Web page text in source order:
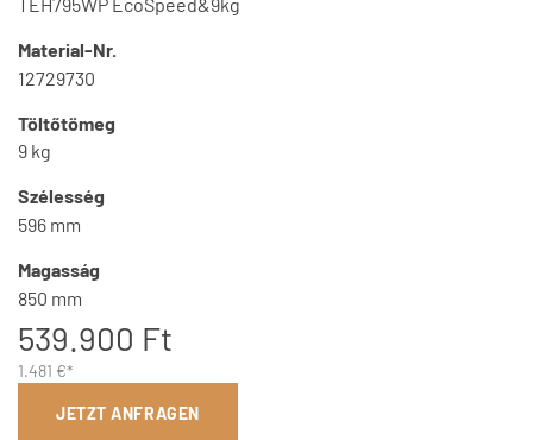
TEH795WP EcoSpeed&9kg
Material-Nr.
12729730
Töltőtömeg
9 kg
Szélesség
596 mm
Magasság
850 mm
539.900 Ft
1.481 €*
JETZT ANFRAGEN